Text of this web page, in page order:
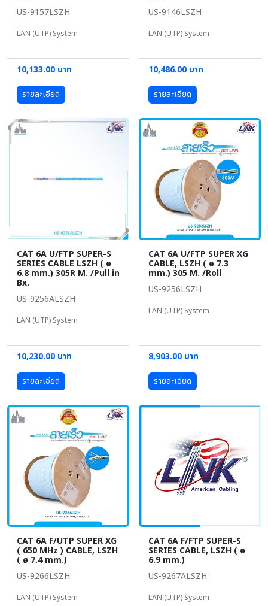
US-9157LSZH
LAN (UTP) System
10,133.00 บาท
รายละเอียด
US-9146LSZH
LAN (UTP) System
10,486.00 บาท
รายละเอียด
CAT 6A U/FTP SUPER-S
SERIES CABLE LSZH ( ø
6.8 mm.) 305R M. /Pull in
Bx.
US-9256ALSZH
LAN (UTP) System
10,230.00 บาท
รายละเอียด
CAT 6A U/FTP SUPER XG
CABLE, LSZH ( ø 7.3
mm.) 305 M. /Roll
US-9256LSZH
LAN (UTP) System
8,903.00 บาท
รายละเอียด
CAT 6A F/UTP SUPER XG
( 650 MHz ) CABLE, LSZH
( ø 7.4 mm.)
US-9266LSZH
LAN (UTP) System
CAT 6A F/FTP SUPER-S
SERIES CABLE, LSZH ( ø
6.9 mm.)
US-9267ALSZH
LAN (UTP) System